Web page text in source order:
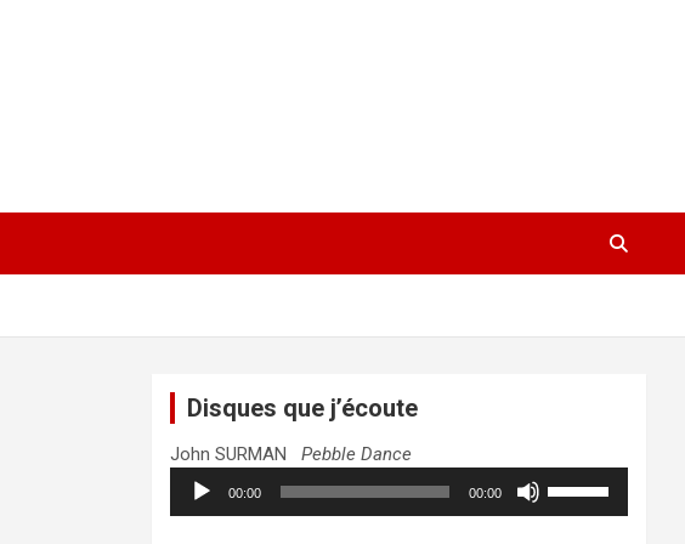
Disques que j’écoute
John SURMANPebble Dance
Lecteur
audio
00:00 00:00